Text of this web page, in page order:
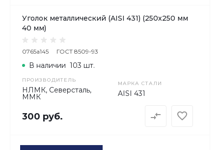
Уголок металлический (AISI 431) (250х250 мм
40 мм)
0765a145 ГОСТ 8509-93
ПРОИЗВОДИТЕЛЬ
НЛМК, Северсталь,
ММК
МАРКА СТАЛИ
AISI 431
В наличии 103 шт.
300 руб.